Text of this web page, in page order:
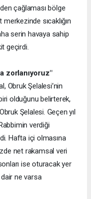
çağlaması bölge
sıcaklığın
serin havaya sahip
geçirdi.
zorlanıyoruz"
Obruk Şelalesi’nin
olduğunu belirterek,
Şelalesi. Geçen yıl
verdiği
Hafta içi olmasına
net rakamsal veri
ise oturacak yer
ne varsa